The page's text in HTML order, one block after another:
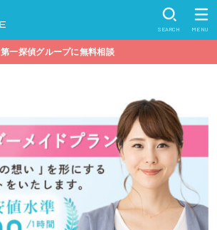
SEARCH MENU
第一探偵グループに無料相談